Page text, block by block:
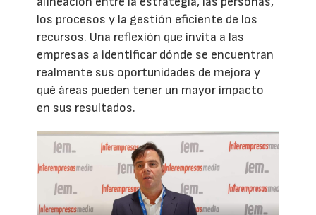
los procesos y la gestión eficiente de los
recursos. Una reflexión que invita a las
empresas a identificar dónde se encuentran
realmente sus oportunidades de mejora y
qué áreas pueden tener un mayor impacto
en sus resultados.